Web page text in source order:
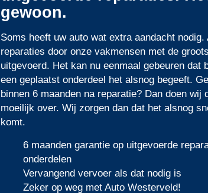
gewoon.
Soms heeft uw auto wat extra aandacht nodig.
reparaties door onze vakmensen met de
uitgevoerd. Het kan nu eenmaal gebeuren dat
een geplaatst onderdeel het alsnog begeeft.
binnen 6 maanden na reparatie? Dan doen wij
moeilijk over. Wij zorgen dan dat het alsnog
komt.
6 maanden garantie op uitgevoerde
onderdelen
Vervangend vervoer als dat nodig is
Zeker op weg met Auto Westerveld!